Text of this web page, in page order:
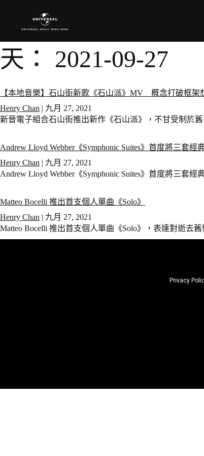
天： 2021-09-27
【本地音樂】石山街新歌《石山派》MV 概念打破框架
Henry Chan | 九月 27, 2021
新晉電子組合石山街推出新作《石山派》，不甘受制於
Andrew Lloyd Webber《Symphonic Suites》首度將三套
Henry Chan | 九月 27, 2021
Andrew Lloyd Webber《Symphonic Suites》首度將三套經
Matteo Bocelli 推出首支個人單曲《Solo》
Henry Chan | 九月 27, 2021
Matteo Bocelli 推出首支個人單曲《Solo》，表達對逝去
Privacy